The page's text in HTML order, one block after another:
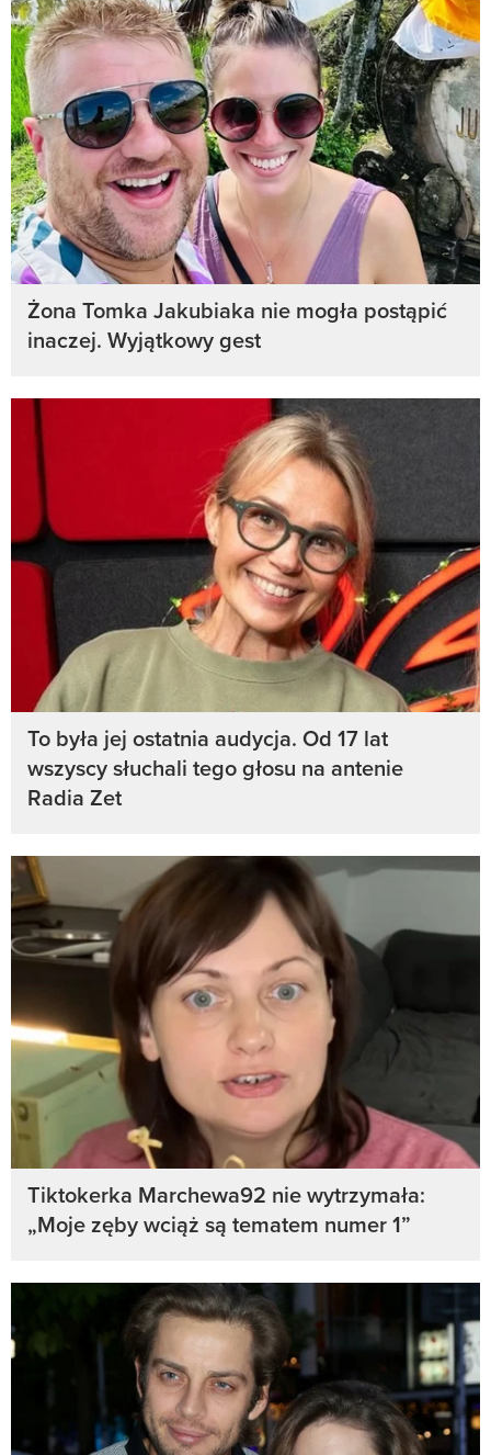
Żona Tomka Jakubiaka nie mogła postąpić
inaczej. Wyjątkowy gest
To była jej ostatnia audycja. Od 17 lat
wszyscy słuchali tego głosu na antenie
Radia Zet
Tiktokerka Marchewa92 nie wytrzymała:
„Moje zęby wciąż są tematem numer 1”